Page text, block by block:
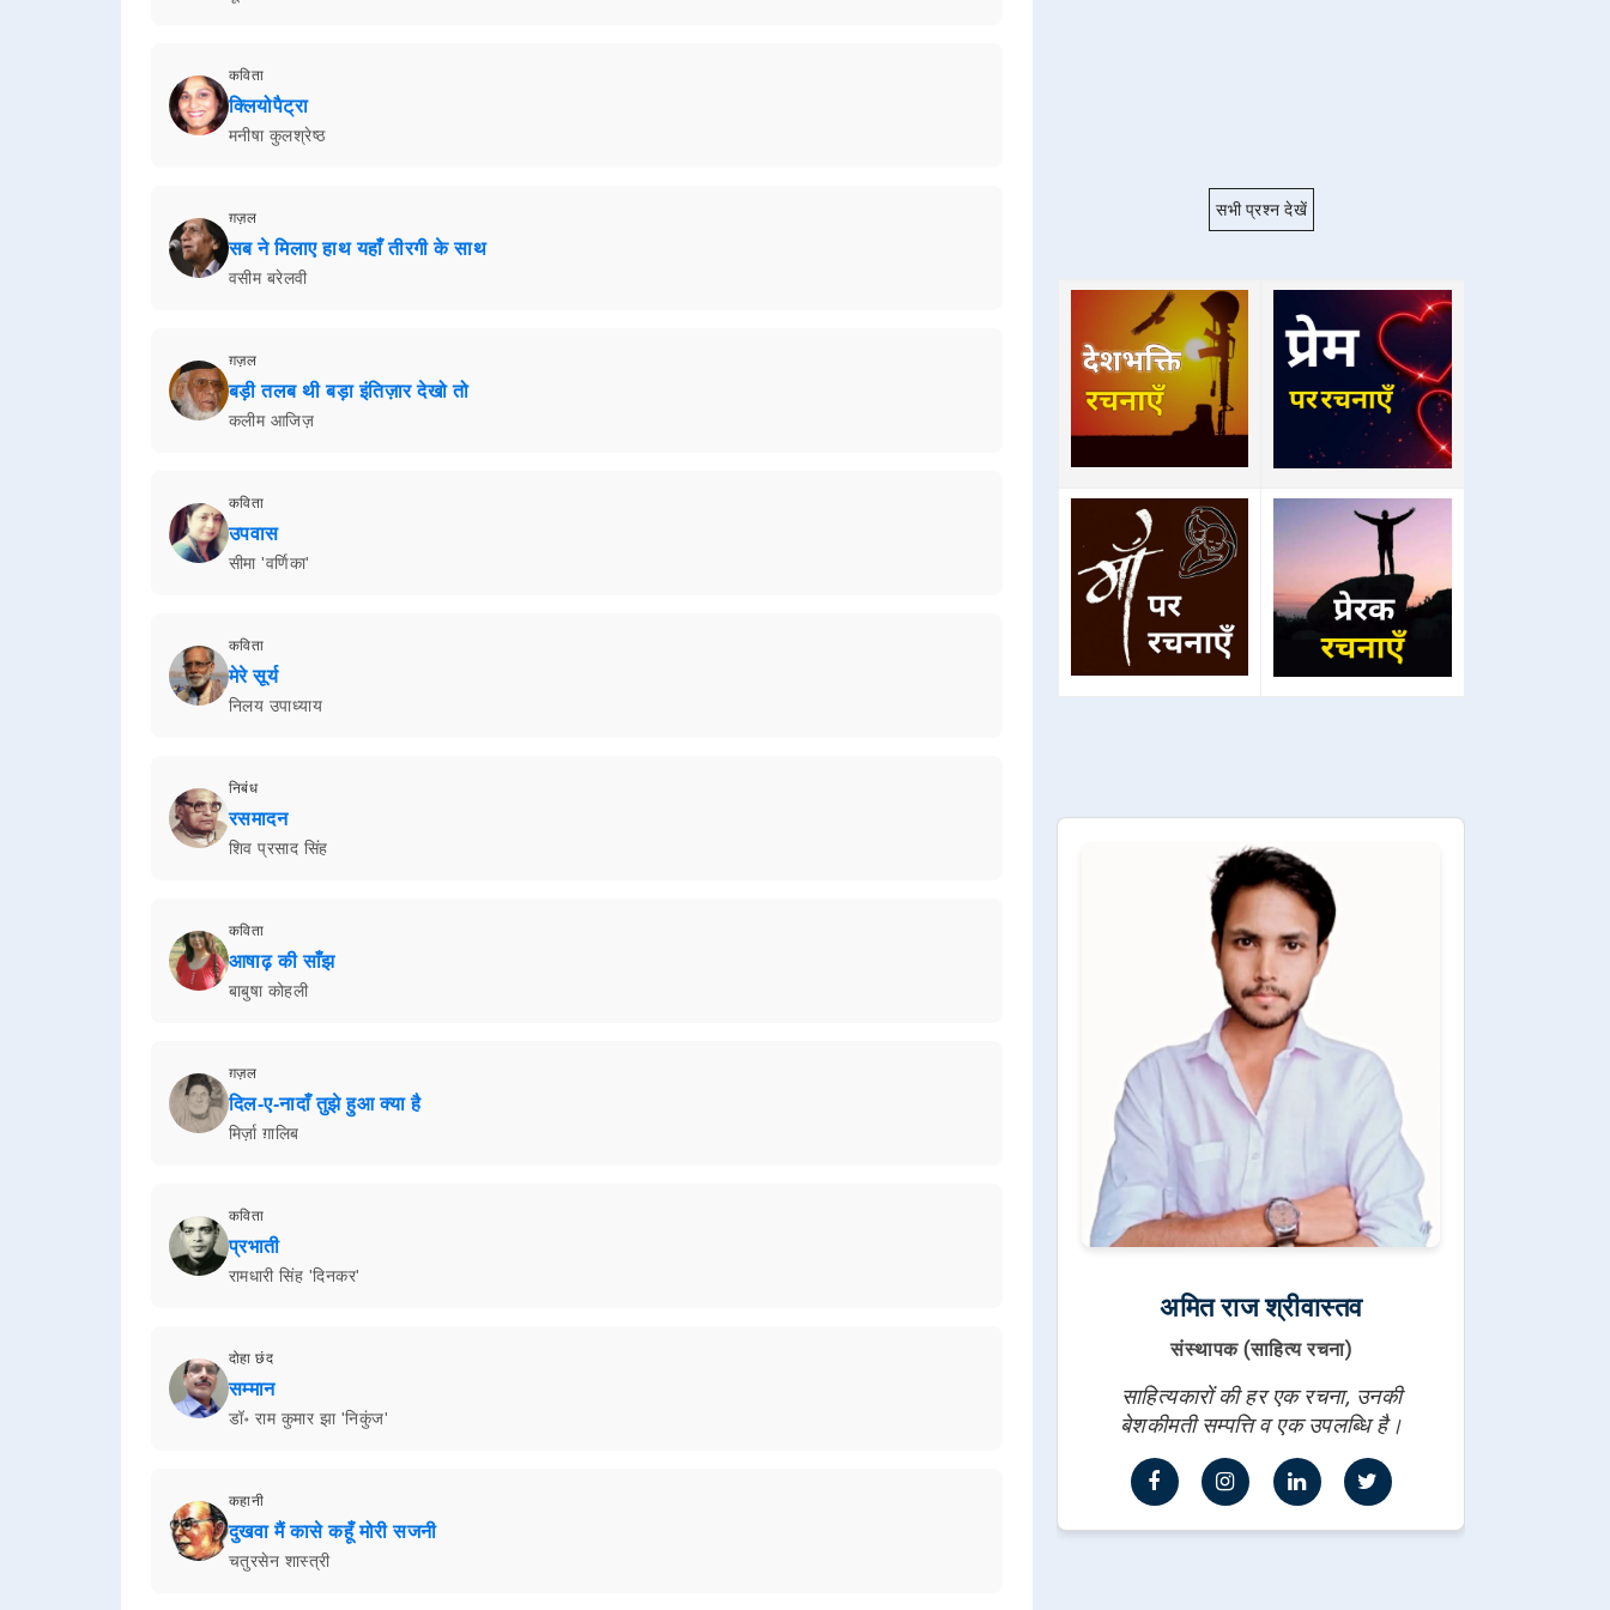
कविता
क्लियोपैट्रा
मनीषा कुलश्रेष्ठ
ग़ज़ल
सब ने मिलाए हाथ यहाँ तीरगी के साथ
वसीम बरेलवी
ग़ज़ल
बड़ी तलब थी बड़ा इंतिज़ार देखो तो
कलीम आजिज़
कविता
उपवास
सीमा 'वर्णिका'
कविता
मेरे सूर्य
निलय उपाध्याय
निबंध
रसमादन
शिव प्रसाद सिंह
कविता
आषाढ़ की साँझ
बाबुषा कोहली
ग़ज़ल
दिल-ए-नादाँ तुझे हुआ क्या है
मिर्ज़ा ग़ालिब
कविता
प्रभाती
रामधारी सिंह 'दिनकर'
दोहा छंद
सम्मान
डॉ॰ राम कुमार झा 'निकुंज'
कहानी
दुखवा मैं कासे कहूँ मोरी सजनी
चतुरसेन शास्त्री
सभी प्रश्न देखें
अमित राज श्रीवास्तव
संस्थापक (साहित्य रचना)
साहित्यकारों की हर एक रचना, उनकी
बेशकीमती सम्पत्ति व एक उपलब्धि है।